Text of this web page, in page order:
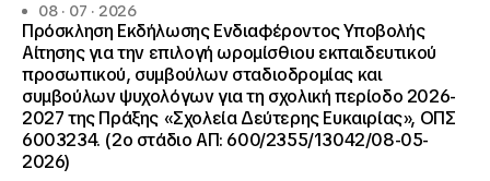
08 · 07 · 2026
Πρόσκληση Εκδήλωσης Ενδιαφέροντος Υποβολής
Αίτησης για την επιλογή ωρομίσθιου εκπαιδευτικού
προσωπικού, συμβούλων σταδιοδρομίας και
συμβούλων ψυχολόγων για τη σχολική περίοδο 2026-
2027 της Πράξης «Σχολεία Δεύτερης Ευκαιρίας», ΟΠΣ
6003234. (2ο στάδιο ΑΠ: 600/2355/13042/08-05-
2026)